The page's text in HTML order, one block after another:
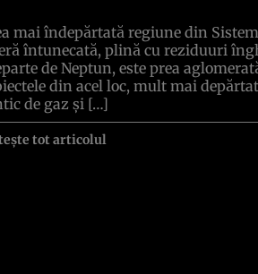
mai îndepărtată regiune din
întunecată, plină cu reziduuri
de Neptun, este prea
din acel loc, mult mai
de gaz și […]
tot articolul